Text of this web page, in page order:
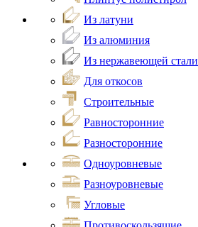
Из латуни
Из алюминия
Из нержавеющей стали
Для откосов
Строительные
Равносторонние
Разносторонние
Одноуровневые
Разноуровневые
Угловые